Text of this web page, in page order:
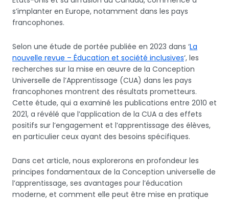
s’implanter en Europe, notamment dans les pays
francophones.
Selon une étude de portée publiée en 2023 dans ‘La
nouvelle revue – Éducation et société inclusives‘, les
recherches sur la mise en œuvre de la Conception
Universelle de l’Apprentissage (CUA) dans les pays
francophones montrent des résultats prometteurs.
Cette étude, qui a examiné les publications entre 2010 et
2021, a révélé que l’application de la CUA a des effets
positifs sur l’engagement et l’apprentissage des élèves,
en particulier ceux ayant des besoins spécifiques.
Dans cet article, nous explorerons en profondeur les
principes fondamentaux de la Conception universelle de
l’apprentissage, ses avantages pour l’éducation
moderne, et comment elle peut être mise en pratique